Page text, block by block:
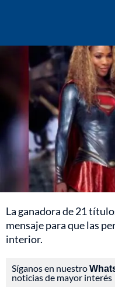
La ganadora de 21
mensaje para que las
interior.
Síganos en nuestro
noticias de mayor interés